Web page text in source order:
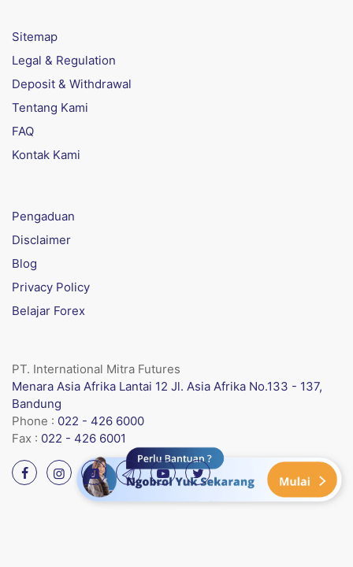
Sitemap
Legal & Regulation
Deposit & Withdrawal
Tentang Kami
FAQ
Kontak Kami
Pengaduan
Disclaimer
Blog
Privacy Policy
Belajar Forex
PT. International Mitra Futures
Menara Asia Afrika Lantai 12 Jl. Asia Afrika No.133 - 137,
Bandung
Phone : 022 - 426 6000
Fax : 022 - 426 6001